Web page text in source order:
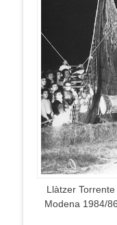
Llàtzer
Modena 1984/